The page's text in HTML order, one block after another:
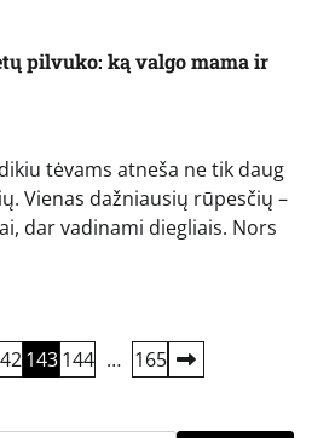
pilvuko: ką valgo mama ir
tėvams atneša ne tik daug
Vienas dažniausių rūpesčių –
dar vadinami diegliais. Nors
143 144 … 165